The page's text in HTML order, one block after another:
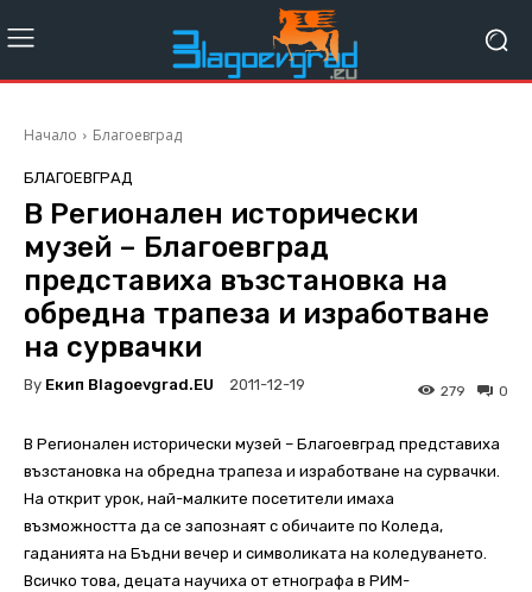
Начало Благоевград
БЛАГОЕВГРАД
В Регионален исторически
музей – Благоевград
представиха възстановка на
обредна трапеза и изработване
на сурвачки
By Екип Blagoevgrad.EU 2011-12-19 0
279
В Регионален исторически музей – Благоевград представиха
възстановка на обредна трапеза и изработване на сурвачки.
На открит урок, най-малките посетители имаха
възможността да се запознаят с обичаите по Коледа,
гаданията на Бъдни вечер и символиката на коледуването.
Всичко това, децата научиха от етнографа в РИМ-